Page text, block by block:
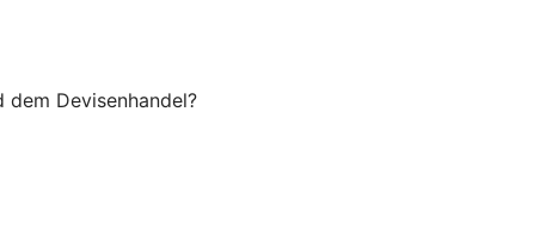
Devisenhandel?